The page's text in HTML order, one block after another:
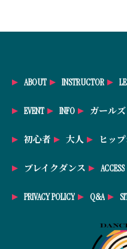
ABOUT INSTRUCTOR
EVENT INFO ガール
初心者 大人 ヒッ
ブレイクダンス ACCESS
PRIVACY POLICY Q&A